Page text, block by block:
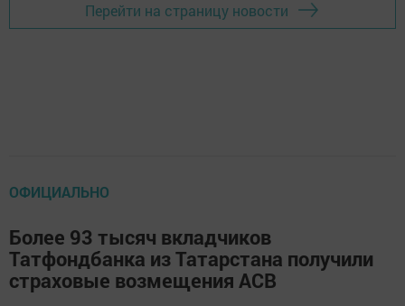
Перейти на страницу новости
ОФИЦИАЛЬНО
Более 93 тысяч вкладчиков
Татфондбанка из Татарстана получили
страховые возмещения АСВ